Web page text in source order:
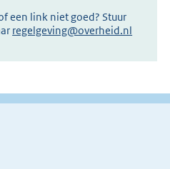
een link niet goed? Stuur
regelgeving@overheid.nl